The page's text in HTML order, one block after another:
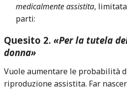
medicalmente assistita,
parti:
Quesito 2. «Per la tutela
donna»
Vuole aumentare le probabilità
riproduzione assistita. Far